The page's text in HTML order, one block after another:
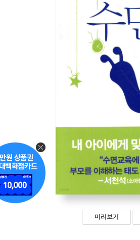
미리보기